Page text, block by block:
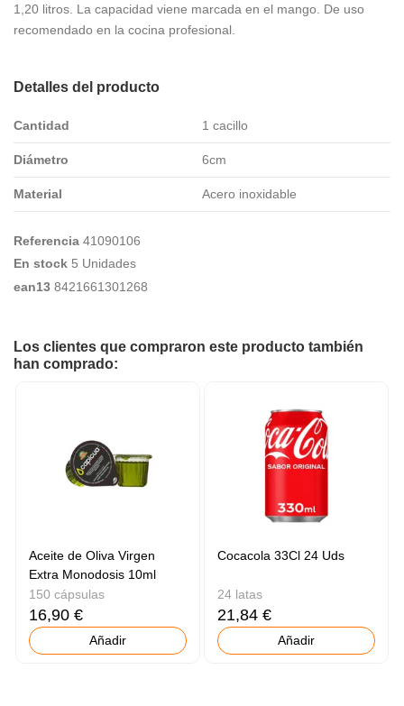
1,20 litros. La capacidad viene marcada en el mango. De uso
recomendado en la cocina profesional.
Detalles del producto
Cantidad 1 cacillo
Diámetro 6cm
Material Acero inoxidable
Referencia 41090106
En stock 5 Unidades
ean13 8421661301268
Los clientes que compraron este producto también
han comprado:
Aceite de Oliva Virgen
Extra Monodosis 10ml
150 cápsulas
16,90 €
Añadir
Cocacola 33Cl 24 Uds
24 latas
21,84 €
Añadir